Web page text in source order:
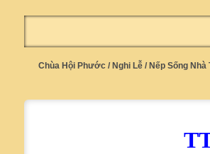
Chùa Hội Phước / Nghi Lễ / Nếp Sống Nhà